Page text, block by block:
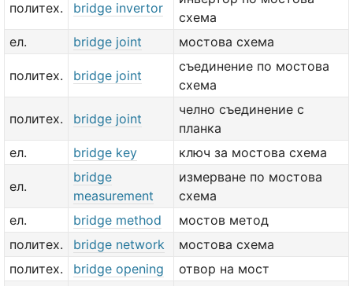
политех. bridge invertor
схема
ел.
bridge joint мостова схема
политех. bridge joint
съединение по мостова
схема
политех. bridge joint
челно съединение с
планка
ел.
bridge key ключ за мостова схема
ел.
bridge
measurement
измерване по мостова
схема
ел.
bridge method
мостов метод
политех.
bridge network
мостова схема
политех.
bridge opening
отвор на мост